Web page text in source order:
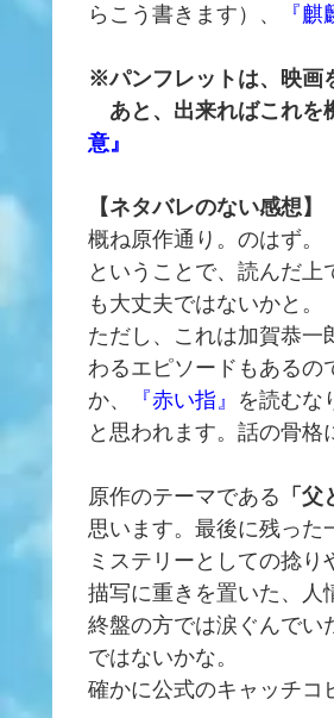
らこう書きます）、
『麒
※パンフレットは、映画
あと、出来ればこれを
意』
【ネタバレのない感想】
概ね原作通り。のはず。
ということで、読んだ
も大丈夫ではないかと。
ただし、これは加賀恭一
わるエピソードもあるの
か、
『赤い指』 を読むな
と思われます。話の骨格
原作のテーマである 「
思います。最後に残った
ミステリーとしての捻
描写に重きを置いた、人
終盤の方では涙ぐんでい
ではないかな。
確かに公式のキャッチコ